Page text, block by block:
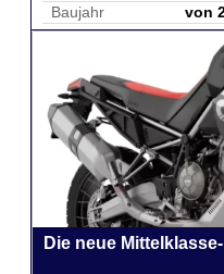
Baujahr
von
Die neue